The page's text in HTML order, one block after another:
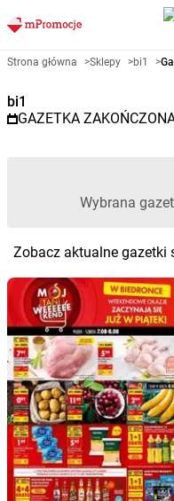
Gazetka
Strona główna >Sklepy >bi1 >
bi1
GAZETKA
Wybrana
Zobacz aktualne gazetki